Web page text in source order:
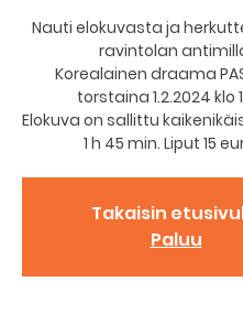
Nauti elokuvasta ja
ravintolan
Korealainen draama
torstaina 1.2.2024 klo
Elokuva on sallittu
1 h 45 min. Liput 15
Takaisin
Paluu